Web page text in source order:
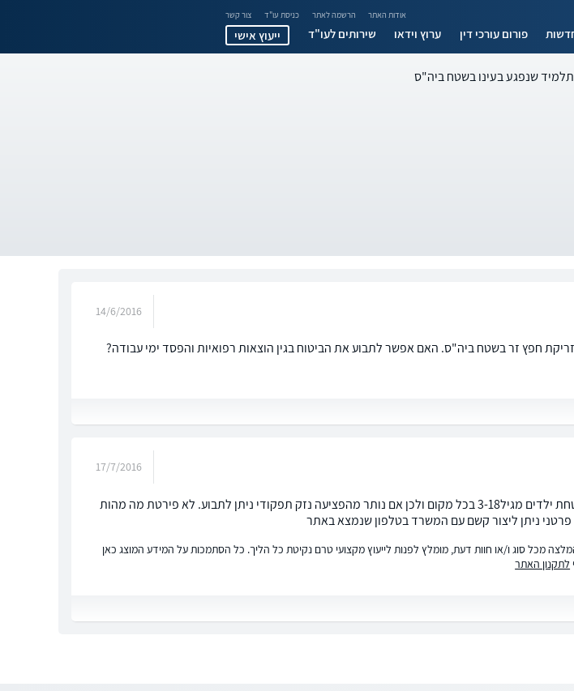
אודות האתר הרשמה לאתר כניסת עו"ד צור קשר
פורום עורכי דין ערוץ וידאו שירותים לעו"ד ייעוץ אישי
תלמיד שנפגע בעינו בשטח ביה"ס
14/6/2016
חפץ זר בשטח ביה"ס. האם אפשר לתבוע את הביטוח בגין הוצאות רפואיות והפסד ימי עבודה?
17/7/2016
שלום מירי, פוליסת תאונות תלמידים מבטחת ילדים מגיל3-18 בכל מקום ולכן אם נותר מהפציעה נזק תפקודי ניתן לתבוע. לא פירטת מה מהות
פרטני ניתן ליצור קשם עם המשרד בטלפון שנמצא באתר
מכל סוג ו/או חוות דעת, מומלץ לפנות לייעוץ מקצועי טרם נקיטת כל הליך. כל הסתמכות על המידע המוצג כאן
לתקנון האתר